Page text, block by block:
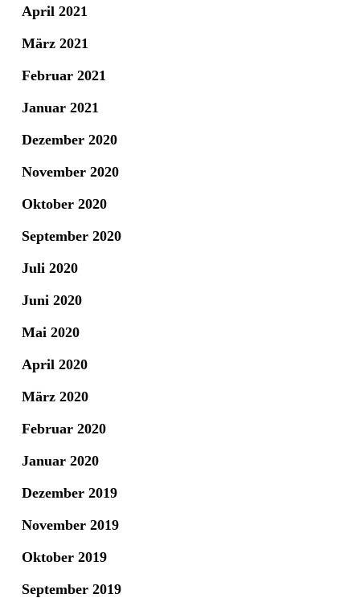
April 2021
März 2021
Februar 2021
Januar 2021
Dezember 2020
November 2020
Oktober 2020
September 2020
Juli 2020
Juni 2020
Mai 2020
April 2020
März 2020
Februar 2020
Januar 2020
Dezember 2019
November 2019
Oktober 2019
September 2019